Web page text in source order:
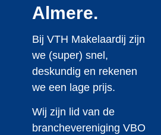
Almere.
Bij VTH Makelaardij zijn
we (super) snel,
deskundig en rekenen
we een lage prijs.
Wij zijn lid van de
branchevereniging VBO